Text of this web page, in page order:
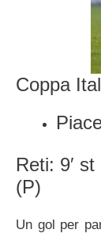
Coppa
Reti: 9′
(P)
Un gol per